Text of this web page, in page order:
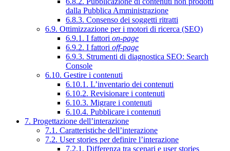
dalla Pubblica Amministrazione
6.8.3. Consenso dei soggetti ritratti
6.9. Ottimizzazione per i motori di ricerca (SEO)
6.9.1. I fattori on-page
6.9.2. I fattori off-page
6.9.3. Strumenti di diagnostica SEO: Search
Console
6.10. Gestire i contenuti
6.10.1. L’inventario dei contenuti
6.10.2. Revisionare i contenuti
6.10.3. Migrare i contenuti
6.10.4. Pubblicare i contenuti
7. Progettazione dell’interazione
7.1. Caratteristiche dell’interazione
7.2. User stories per definire l’interazione
7.2.1. Differenza tra scenari e user stories